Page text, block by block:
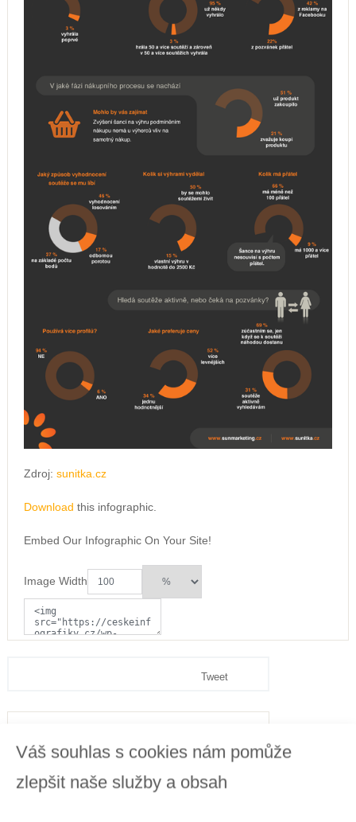
Váš souhlas s cookies nám pomůže
zlepšit naše služby a obsah
Zdroj: sunitka.cz
Download this infographic.
Embed Our Infographic On Your Site!
Image Width
Tweet